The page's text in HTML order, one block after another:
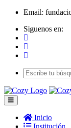
Email:
Siguenos en:
Inicio
Institución